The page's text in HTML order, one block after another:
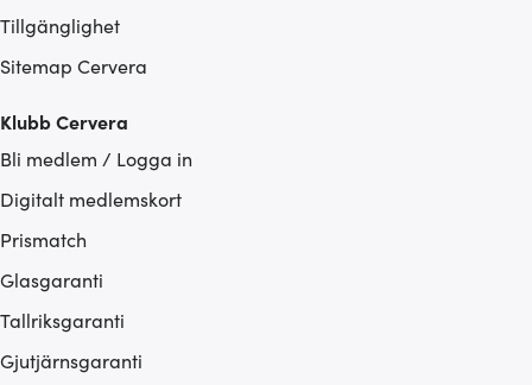
Tillgänglighet
Sitemap Cervera
Klubb Cervera
Bli medlem / Logga in
Digitalt medlemskort
Prismatch
Glasgaranti
Tallriksgaranti
Gjutjärnsgaranti